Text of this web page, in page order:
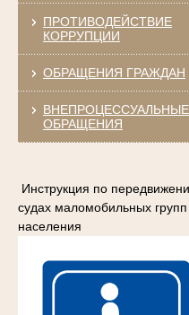
ПРОТИВОДЕЙСТВИЕ
КОРРУПЦИИ
ОБРАЩЕНИЯ ГРАЖДАН
ВНЕПРОЦЕССУАЛЬНЫЕ
ОБРАЩЕНИЯ
Инструкция по
судах маломобильных групп
населения